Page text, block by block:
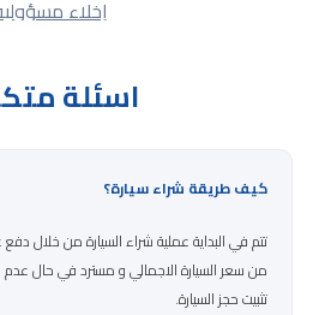
إخلاء
اسئلة
كيف طريقة شراء سيارة؟
تتم في البداية عملية شراء السيارة من خلال
من سعر السيارة الاجمالي و مسترد في حال
تثبيت حجز السيارة.